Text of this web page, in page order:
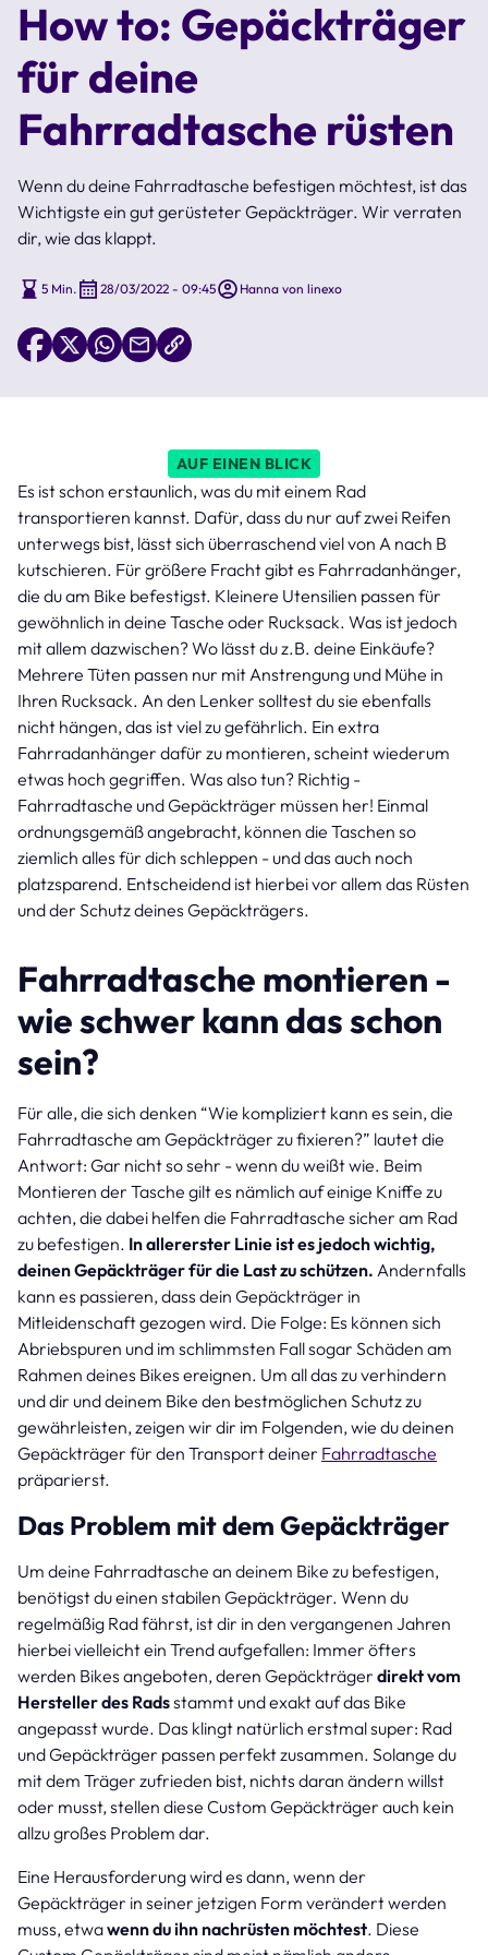
How to: Gepäckträger
für deine
Fahrradtasche rüsten
Wenn du deine Fahrradtasche befestigen möchtest, ist das
Wichtigste ein gut gerüsteter Gepäckträger. Wir verraten
dir, wie das klappt.
5 Min. 28/03/2022 - 09:45 Hanna von linexo
AUF EINEN BLICK
Es ist schon erstaunlich, was du mit einem Rad
transportieren kannst. Dafür, dass du nur auf zwei Reifen
unterwegs bist, lässt sich überraschend viel von A nach B
kutschieren. Für größere Fracht gibt es Fahrradanhänger,
die du am Bike befestigst. Kleinere Utensilien passen für
gewöhnlich in deine Tasche oder Rucksack. Was ist jedoch
mit allem dazwischen? Wo lässt du z.B. deine Einkäufe?
Mehrere Tüten passen nur mit Anstrengung und Mühe in
Ihren Rucksack. An den Lenker solltest du sie ebenfalls
nicht hängen, das ist viel zu gefährlich. Ein extra
Fahrradanhänger dafür zu montieren, scheint wiederum
etwas hoch gegriffen. Was also tun? Richtig -
Fahrradtasche und Gepäckträger müssen her! Einmal
ordnungsgemäß angebracht, können die Taschen so
ziemlich alles für dich schleppen - und das auch noch
platzsparend. Entscheidend ist hierbei vor allem das Rüsten
und der Schutz deines Gepäckträgers.
Fahrradtasche montieren -
wie schwer kann das schon
sein?
Für alle, die sich denken “Wie kompliziert kann es sein, die
Fahrradtasche am Gepäckträger zu fixieren?” lautet die
Antwort: Gar nicht so sehr - wenn du weißt wie. Beim
Montieren der Tasche gilt es nämlich auf einige Kniffe zu
achten, die dabei helfen die Fahrradtasche sicher am Rad
zu befestigen. In allererster Linie ist es jedoch wichtig,
deinen Gepäckträger für die Last zu schützen. Andernfalls
kann es passieren, dass dein Gepäckträger in
Mitleidenschaft gezogen wird. Die Folge: Es können sich
Abriebspuren und im schlimmsten Fall sogar Schäden am
Rahmen deines Bikes ereignen. Um all das zu verhindern
und dir und deinem Bike den bestmöglichen Schutz zu
gewährleisten, zeigen wir dir im Folgenden, wie du deinen
Gepäckträger für den Transport deiner Fahrradtasche
präparierst.
Das Problem mit dem Gepäckträger
Um deine Fahrradtasche an deinem Bike zu befestigen,
benötigst du einen stabilen Gepäckträger. Wenn du
regelmäßig Rad fährst, ist dir in den vergangenen Jahren
hierbei vielleicht ein Trend aufgefallen: Immer öfters
werden Bikes angeboten, deren Gepäckträger direkt vom
Hersteller des Radsstammt und exakt auf das Bike
angepasst wurde. Das klingt natürlich erstmal super: Rad
und Gepäckträger passen perfekt zusammen. Solange du
mit dem Träger zufrieden bist, nichts daran ändern willst
oder musst, stellen diese Custom Gepäckträger auch kein
allzu großes Problem dar.
Eine Herausforderung wird es dann, wenn der
Gepäckträger in seiner jetzigen Form verändert werden
muss, etwawenn du ihn nachrüsten möchtest. Diese